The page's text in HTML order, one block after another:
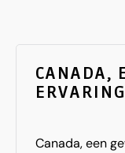
CANADA,
ERVARING
Canada, een